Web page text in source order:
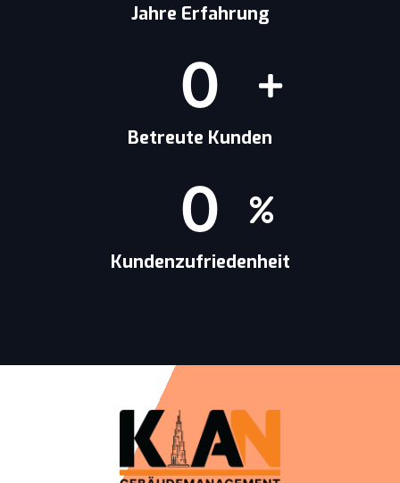
Jahre Erfahrung
Betreute Kunden
0
Kundenzufriedenheit
0